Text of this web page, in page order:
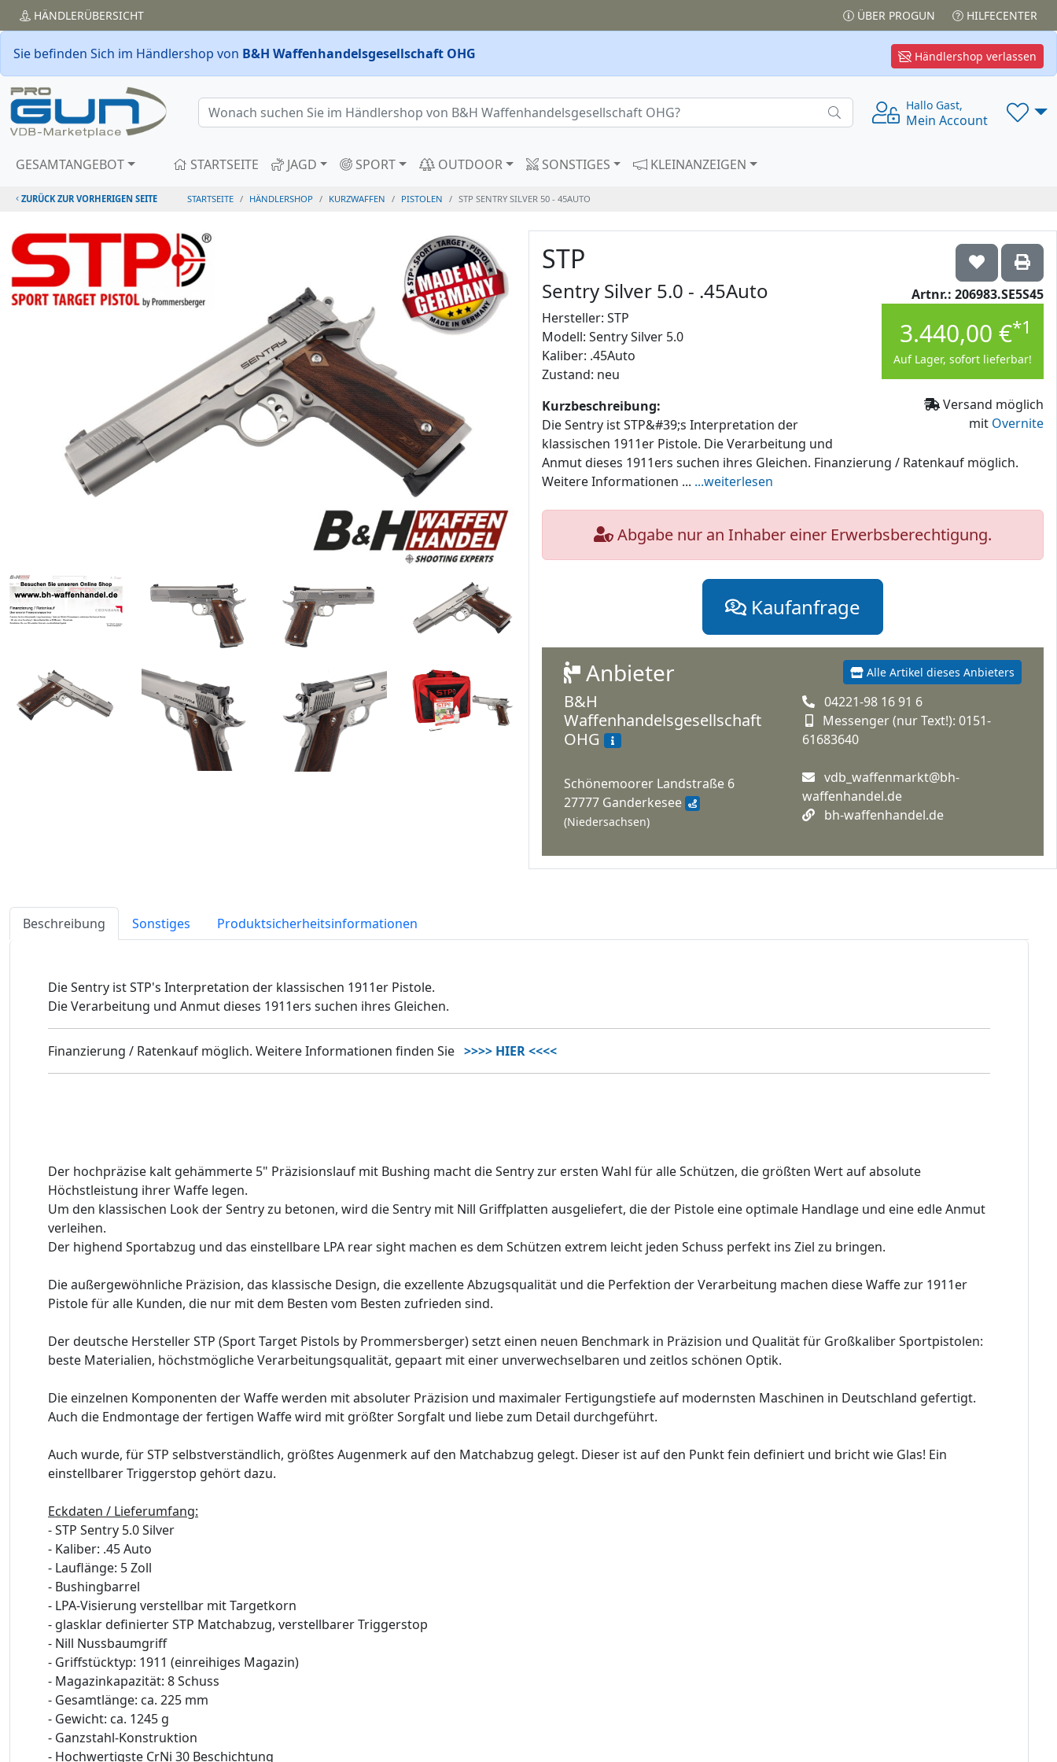
HÄNDLERÜBERSICHT ÜBER PROGUN HILFECENTER
Händlershop verlassen
Sie befinden Sich im Händlershop von B&H Waffenhandelsgesellschaft OHG
Hallo Gast,
Mein Account
GESAMTANGEBOT STARTSEITE JAGD SPORT OUTDOOR SONSTIGES KLEINANZEIGEN
ZURÜCK ZUR VORHERIGEN SEITE STARTSEITE HÄNDLERSHOP KURZWAFFEN PISTOLEN STP SENTRY SILVER 50 - 45AUTO
Artnr.: 206983.SE5S45
3.440,00 €*1
Auf Lager, sofort lieferbar!
Versand möglich
mit Overnite
STP
Sentry Silver 5.0 - .45Auto
Hersteller: STP
Modell: Sentry Silver 5.0
Kaliber: .45Auto
Zustand: neu
Kurzbeschreibung:
Die Sentry ist STP&#39;s Interpretation der
klassischen 1911er Pistole. Die Verarbeitung und
Anmut dieses 1911ers suchen ihres Gleichen. Finanzierung / Ratenkauf möglich.
Weitere Informationen ... ...weiterlesen
Abgabe nur an Inhaber einer Erwerbsberechtigung.
Kaufanfrage
Alle Artikel dieses Anbieters
Anbieter
B&H
Waffenhandelsgesellschaft
OHG
Schönemoorer Landstraße 6
27777 Ganderkesee
(Niedersachsen)
04221-98 16 91 6
Messenger (nur Text!): 0151-
61683640
vdb_waffenmarkt@bh-
waffenhandel.de
bh-waffenhandel.de
Beschreibung Sonstiges Produktsicherheitsinformationen
Die Sentry ist STP's Interpretation der klassischen 1911er Pistole.
Die Verarbeitung und Anmut dieses 1911ers suchen ihres Gleichen.
Finanzierung / Ratenkauf möglich. Weitere Informationen finden Sie >>>> HIER <<<<
Der hochpräzise kalt gehämmerte 5" Präzisionslauf mit Bushing macht die Sentry zur ersten Wahl für alle Schützen, die größten Wert auf absolute
Höchstleistung ihrer Waffe legen.
Um den klassischen Look der Sentry zu betonen, wird die Sentry mit Nill Griffplatten ausgeliefert, die der Pistole eine optimale Handlage und eine edle Anmut
verleihen.
Der highend Sportabzug und das einstellbare LPA rear sight machen es dem Schützen extrem leicht jeden Schuss perfekt ins Ziel zu bringen.
Die außergewöhnliche Präzision, das klassische Design, die exzellente Abzugsqualität und die Perfektion der Verarbeitung machen diese Waffe zur 1911er
Pistole für alle Kunden, die nur mit dem Besten vom Besten zufrieden sind.
Der deutsche Hersteller STP (Sport Target Pistols by Prommersberger) setzt einen neuen Benchmark in Präzision und Qualität für Großkaliber Sportpistolen:
beste Materialien, höchstmögliche Verarbeitungsqualität, gepaart mit einer unverwechselbaren und zeitlos schönen Optik.
Die einzelnen Komponenten der Waffe werden mit absoluter Präzision und maximaler Fertigungstiefe auf modernsten Maschinen in Deutschland gefertigt.
Auch die Endmontage der fertigen Waffe wird mit größter Sorgfalt und liebe zum Detail durchgeführt.
Auch wurde, für STP selbstverständlich, größtes Augenmerk auf den Matchabzug gelegt. Dieser ist auf den Punkt fein definiert und bricht wie Glas! Ein
einstellbarer Triggerstop gehört dazu.
Eckdaten / Lieferumfang:
- STP Sentry 5.0 Silver
- Kaliber: .45 Auto
- Lauflänge: 5 Zoll
- Bushingbarrel
- LPA-Visierung verstellbar mit Targetkorn
- glasklar definierter STP Matchabzug, verstellbarer Triggerstop
- Nill Nussbaumgriff
- Griffstücktyp: 1911 (einreihiges Magazin)
- Magazinkapazität: 8 Schuss
- Gesamtlänge: ca. 225 mm
- Gewicht: ca. 1245 g
- Ganzstahl-Konstruktion
- Hochwertigste CrNi 30 Beschichtung